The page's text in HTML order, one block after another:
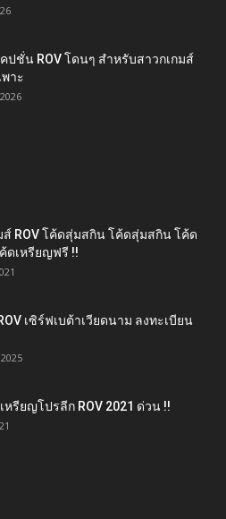
ปชั่น ROV โดนๆ สำหรับสาวกเกมส์
พาะ
ส์ ROV โค้ดสุ่มสกิน โค้ดสุ่มสกิน โค้ด
ดเหรียญฟรี !!
เซิร์ฟเบต้าเวียดนาม ลงทะเบียน
หรียญโปรลีก ROV 2021 ด่วน !!